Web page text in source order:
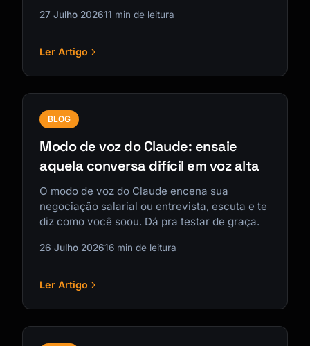
27 Julho 202611 min de leitura
Ler Artigo
BLOG
Modo de voz do Claude: ensaie
aquela conversa difícil em voz alta
O modo de voz do Claude encena sua
negociação salarial ou entrevista, escuta e te
diz como você soou. Dá pra testar de graça.
26 Julho 202616 min de leitura
Ler Artigo